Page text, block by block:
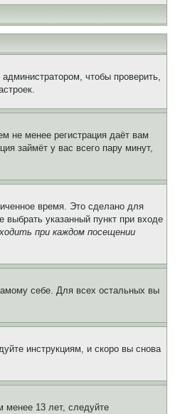
чтобы проверить,
не менее регистрация даёт вам
займёт у вас всего пару минут,
время. Это сделано для
указанный пункт при входе
при каждом посещении
себе. Для всех остальных вы
инструкциям, и скоро вы снова
менее 13 лет, следуйте